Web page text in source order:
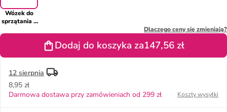
Wózek do
sprzątania z
Dlaczego ceny się zmieniają?
Dodaj do koszyka za147,56 zł
12 sierpnia
8,95 zł
Darmowa dostawa przy zamówieniach od 299 zł
Koszty wysyłki